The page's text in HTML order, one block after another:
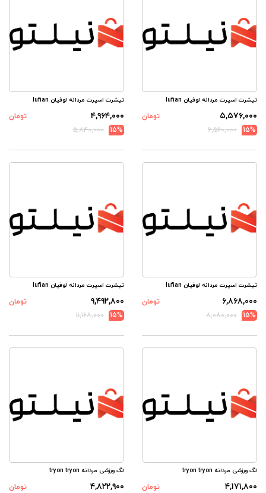
تیشرت اسپرت مردانه لوفیان lufian
۵,۵۷۶,۰۰۰
تومان
15%
۶,۵۶۰,۰۰۰
تیشرت اسپرت مردانه لوفیان lufian
۴,۹۶۴,۰۰۰
تومان
15%
۵,۸۴۰,۰۰۰
تیشرت اسپرت مردانه لوفیان lufian
۶,۸۶۸,۰۰۰
تومان
15%
۸,۰۸۰,۰۰۰
تیشرت اسپرت مردانه لوفیان lufian
۹,۴۹۲,۸۰۰
تومان
15%
۱۱,۱۶۸,۰۰۰
لگ ورزشی مردانه tryon tryon
۴,۱۷۱,۸۰۰
تومان
لگ ورزشی مردانه tryon tryon
۴,۸۲۲,۹۰۰
تومان